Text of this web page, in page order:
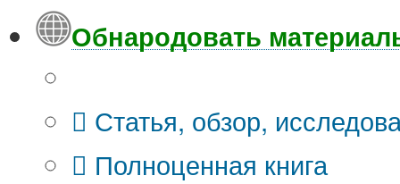
Обнародовать
Статья, обзор,
Полноценная книга